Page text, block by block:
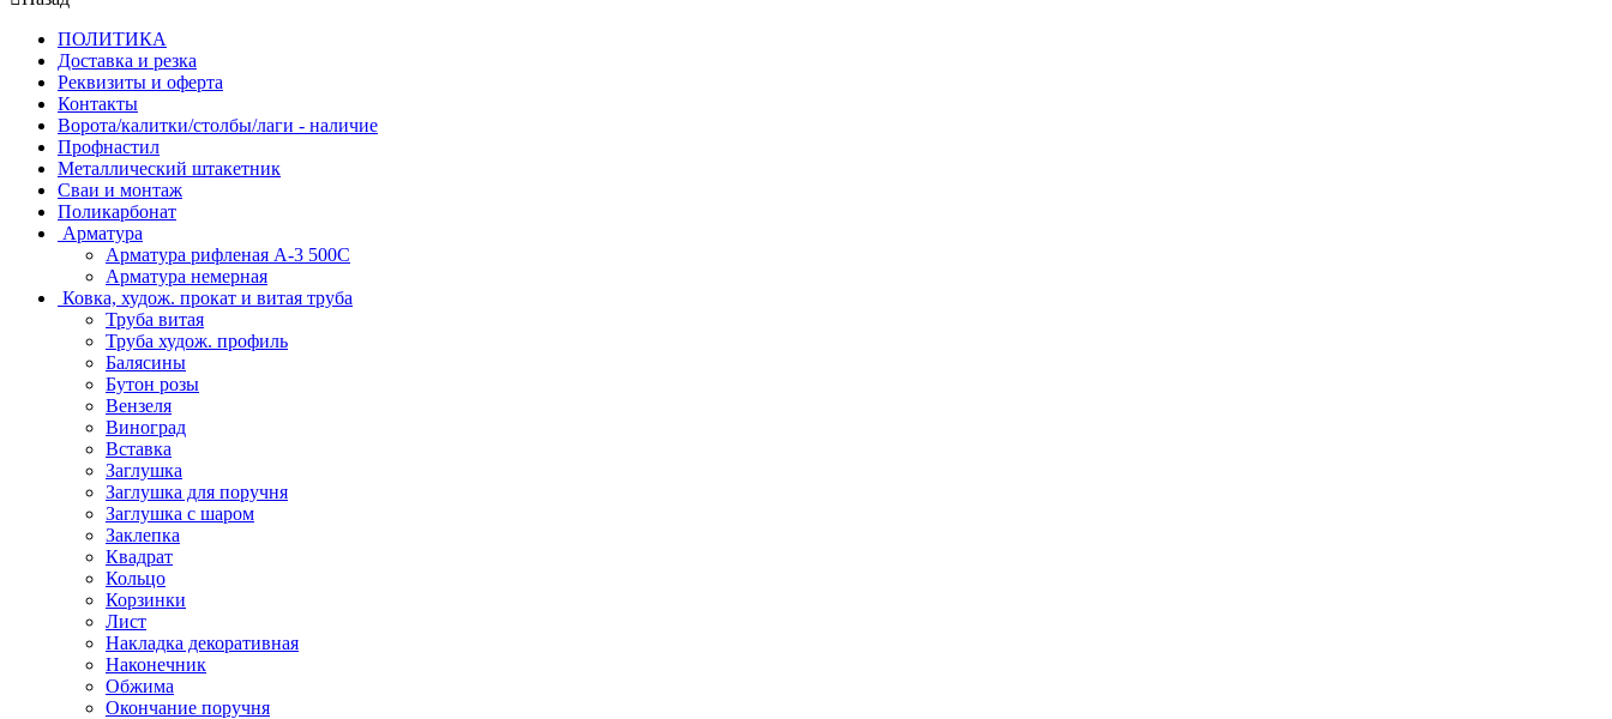
ПОЛИТИКА
Доставка и резка
Реквизиты и оферта
Контакты
Ворота/калитки/столбы/лаги - наличие
Профнастил
Металлический штакетник
Сваи и монтаж
Поликарбонат
Арматура
Арматура рифленая А-3 500С
Арматура немерная
Ковка, худож. прокат и витая труба
Труба витая
Труба худож. профиль
Балясины
Бутон розы
Вензеля
Виноград
Вставка
Заглушка
Заглушка для поручня
Заглушка с шаром
Заклепка
Квадрат
Кольцо
Корзинки
Лист
Накладка декоративная
Наконечник
Обжима
Окончание поручня